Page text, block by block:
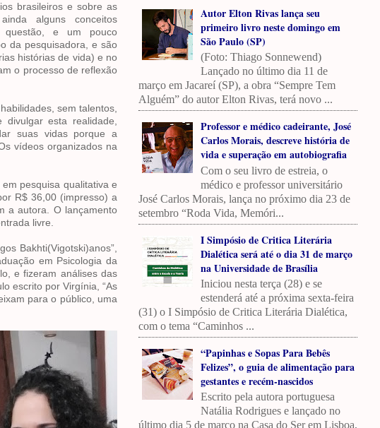
brasileiros e sobre as
alguns conceitos
questão, e um pouco
da pesquisadora, e são
histórias de vida) e no
o processo de reflexão
sem talentos,
esta realidade,
suas vidas porque a
vídeos organizados na
pesquisa qualitativa e
R$ 36,00 (impresso) a
a autora. O lançamento
livre.
Bakhti(Vigotski)anos”,
em Psicologia da
e fizeram análises das
escrito por Virgínia, “As
para o público, uma
Autor Elton Rivas lança seu
primeiro livro neste domingo em
São Paulo (SP)
(Foto: Thiago Sonnewend)
Lançado no último dia 11 de
março em Jacareí (SP), a obra “Sempre Tem
Alguém” do autor Elton Rivas, terá novo ...
Professor e médico cadeirante, José
Carlos Morais, descreve história de
vida e superação em autobiografia
Com o seu livro de estreia, o
médico e professor universitário
José Carlos Morais, lança no próximo dia 23 de
setembro “Roda Vida, Memóri...
I Simpósio de Critica Literária
Dialética será até o dia 31 de março
na Universidade de Brasília
Iniciou nesta terça (28) e se
estenderá até a próxima sexta-feira
(31) o I Simpósio de Critica Literária Dialética,
com o tema “Caminhos ...
“Papinhas e Sopas Para Bebês
Felizes”, o guia de alimentação para
gestantes e recém-nascidos
Escrito pela autora portuguesa
Natália Rodrigues e lançado no
último dia 5 de março na Casa do Ser em Lisboa,